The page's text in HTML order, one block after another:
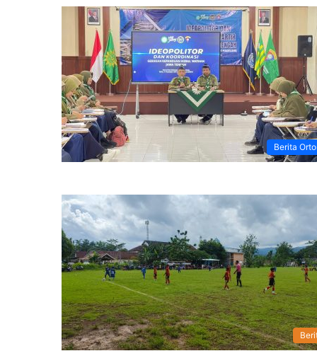
Berita